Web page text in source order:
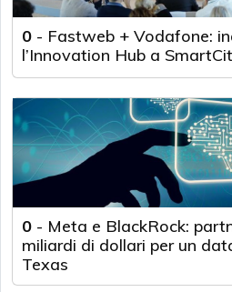
0 - Fastweb + Vodafone:
l’Innovation Hub a
0 - Meta e BlackRock:
miliardi di dollari per un
Texas